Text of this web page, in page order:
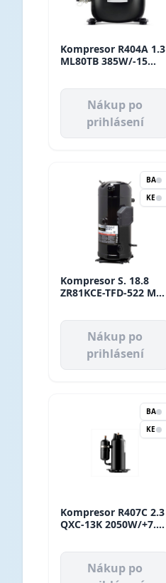
Kompresor R404A 1.3
ML80TB 385W/-15
Nákup po
prihlásení
BA
KE
Kompresor S. 18.8
ZR81KCE-TFD-522 MBP
Nákup po
prihlásení
BA
KE
Kompresor R407C 2.3
QXC-13K 2050W/+7.2
Nákup po